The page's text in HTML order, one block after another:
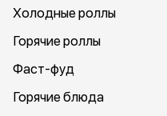
Холодные роллы
Горячие роллы
Фаст-фуд
Горячие блюда